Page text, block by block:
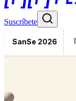
Suscríbete
SanSe 2026